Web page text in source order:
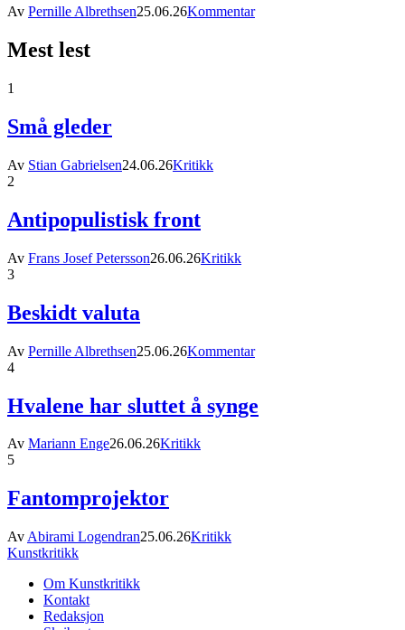
Av Pernille Albrethsen25.06.26Kommentar
Mest lest
1
Små gleder
Av Stian Gabrielsen24.06.26Kritikk
2
Antipopulistisk front
Av Frans Josef Petersson26.06.26Kritikk
3
Beskidt valuta
Av Pernille Albrethsen25.06.26Kommentar
4
Hvalene har sluttet å synge
Av Mariann Enge26.06.26Kritikk
5
Fantomprojektor
Av Abirami Logendran25.06.26Kritikk
Kunstkritikk
Om Kunstkritikk
Kontakt
Redaksjon